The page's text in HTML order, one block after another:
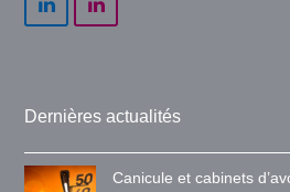
Dernières actualités
Canicule et cabinets